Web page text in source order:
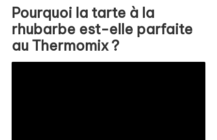
Pourquoi la tarte à la
rhubarbe est-elle parfaite
au Thermomix ?